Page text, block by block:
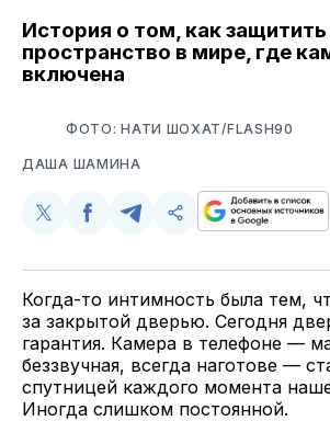
История о том, как
пространство в мире, где
включена
ФОТО: НАТИ ШОХАТ/FLASH90
ДАША ШАМИНА
Поделиться
Twitter
Поделиться
Facebook
Поделиться
Telegram
Скопируйте
поделитесь
ссылкой
Когда-то интимность была тем,
за закрытой дверью. Сегодня
гарантия. Камера в телефоне —
беззвучная, всегда наготове —
спутницей каждого момента
Иногда слишком постоянной.